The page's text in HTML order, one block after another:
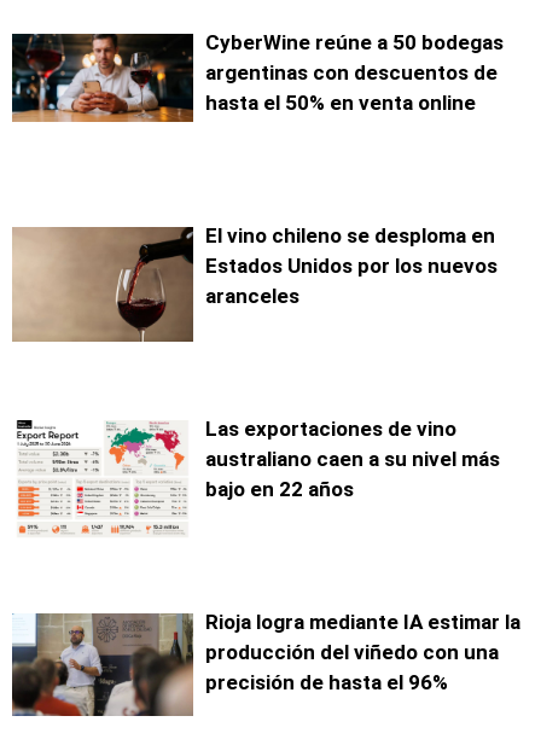
CyberWine reúne a 50 bodegas
argentinas con descuentos de
hasta el 50% en venta online
El vino chileno se desploma en
Estados Unidos por los nuevos
aranceles
Las exportaciones de vino
australiano caen a su nivel más
bajo en 22 años
Rioja logra mediante IA estimar la
producción del viñedo con una
precisión de hasta el 96%